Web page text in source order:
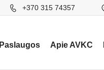
+370 315 74357
Paslaugos Apie AVKC